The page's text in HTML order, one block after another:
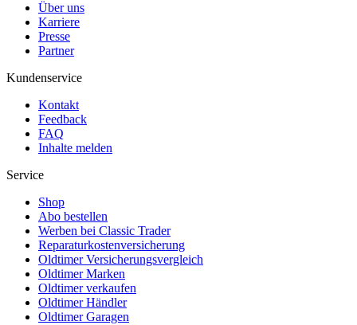
Über uns
Karriere
Presse
Partner
Kundenservice
Kontakt
Feedback
FAQ
Inhalte melden
Service
Shop
Abo bestellen
Werben bei Classic Trader
Reparaturkostenversicherung
Oldtimer Versicherungsvergleich
Oldtimer Marken
Oldtimer verkaufen
Oldtimer Händler
Oldtimer Garagen